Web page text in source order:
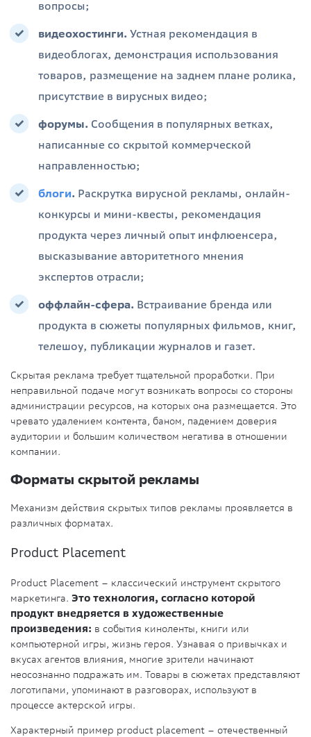
вопросы;
видеохостинги. Устная рекомендация в
видеоблогах, демонстрация использования
товаров, размещение на заднем плане ролика,
присутствие в вирусных видео;
форумы. Сообщения в популярных ветках,
написанные со скрытой коммерческой
направленностью;
блоги. Раскрутка вирусной рекламы, онлайн-
конкурсы и мини-квесты, рекомендация
продукта через личный опыт инфлюенсера,
высказывание авторитетного мнения
экспертов отрасли;
оффлайн-сфера. Встраивание бренда или
продукта в сюжеты популярных фильмов, книг,
телешоу, публикации журналов и газет.
Скрытая реклама требует тщательной проработки. При
неправильной подаче могут возникать вопросы со стороны
администрации ресурсов, на которых она размещается. Это
чревато удалением контента, баном, падением доверия
аудитории и большим количеством негатива в отношении
компании.
Форматы скрытой рекламы
Механизм действия скрытых типов рекламы проявляется в
различных форматах.
Product Placement
Product Placement – классический инструмент скрытого
маркетинга. Это технология, согласно которой
продукт внедряется в художественные
произведения: в события киноленты, книги или
компьютерной игры, жизнь героя. Узнавая о привычках и
вкусах агентов влияния, многие зрители начинают
неосознанно подражать им. Товары в сюжетах представляют
логотипами, упоминают в разговорах, используют в
процессе актерской игры.
Характерный пример product placement – отечественный